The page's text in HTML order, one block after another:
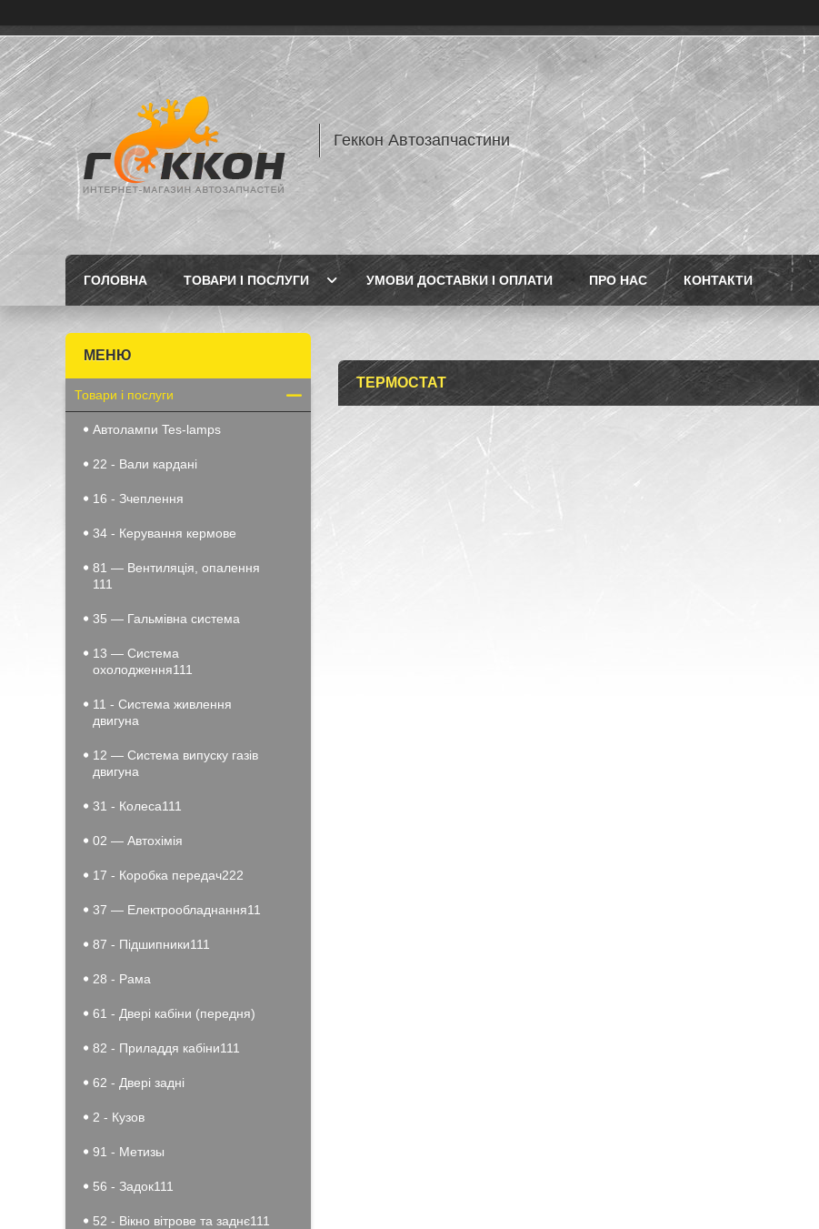
Геккон Автозапчастини
ГОЛОВНА ТОВАРИ І ПОСЛУГИ УМОВИ ДОСТАВКИ І ОПЛАТИ ПРО НАС КОНТАКТИ
ТЕРМОСТАТ
Товари і послуги
Автолампи Tes-lamps
22 - Вали кардані
16 - Зчеплення
34 - Керування кермове
81 — Вентиляція, опалення
111
35 — Гальмівна система
13 — Система
охолодження111
11 - Система живлення
двигуна
12 — Система випуску газів
двигуна
31 - Колеса111
02 — Автохімія
17 - Коробка передач222
37 — Електрообладнання11
87 - Підшипники111
28 - Рама
61 - Двері кабіни (передня)
82 - Приладдя кабіни111
62 - Двері задні
2 - Кузов
91 - Метизы
56 - Задок111
52 - Вікно вітрове та заднє111